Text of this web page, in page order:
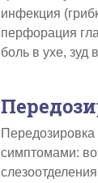
инфекция
перфорация
боль в ухе, зуд
симптомами: